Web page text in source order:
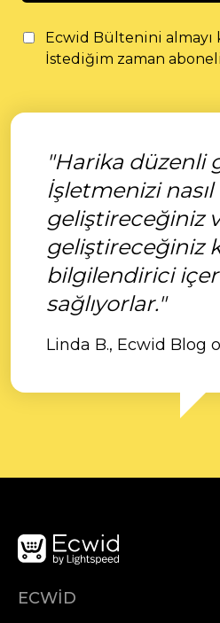
Ecwid Bültenini almayı
İstediğim zaman
"Harika düzenli
İşletmenizi nasıl
geliştireceğiniz
geliştireceğiniz
bilgilendirici
sağlıyorlar."
Linda B., Ecwid Blog
ECWID